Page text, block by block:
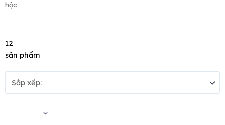
hộc
12
sản phẩm